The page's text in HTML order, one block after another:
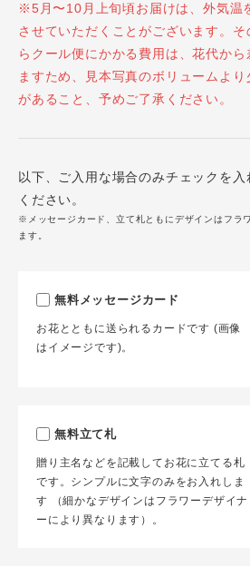
※5月〜10月上旬頃お届けは、外気温
させていただくことがございます。
らクール便にかかる費用は、花代から
ますため、見本写真のボリュームよ
があること、予めご了承ください。
以下、ご入用な場合のみチェックを
ください。
※メッセージカード、立て札ともにデザインはフラ
ます。
無料メッセージカード
お花とともに送られるカードです (画像
はイメージです)。
無料立て札
贈り主名などを記載してお花に立てる札
です。シンプルに文字のみをお入れしま
す （細かなデザインはフラワーデザイナ
ーにより異なります）。